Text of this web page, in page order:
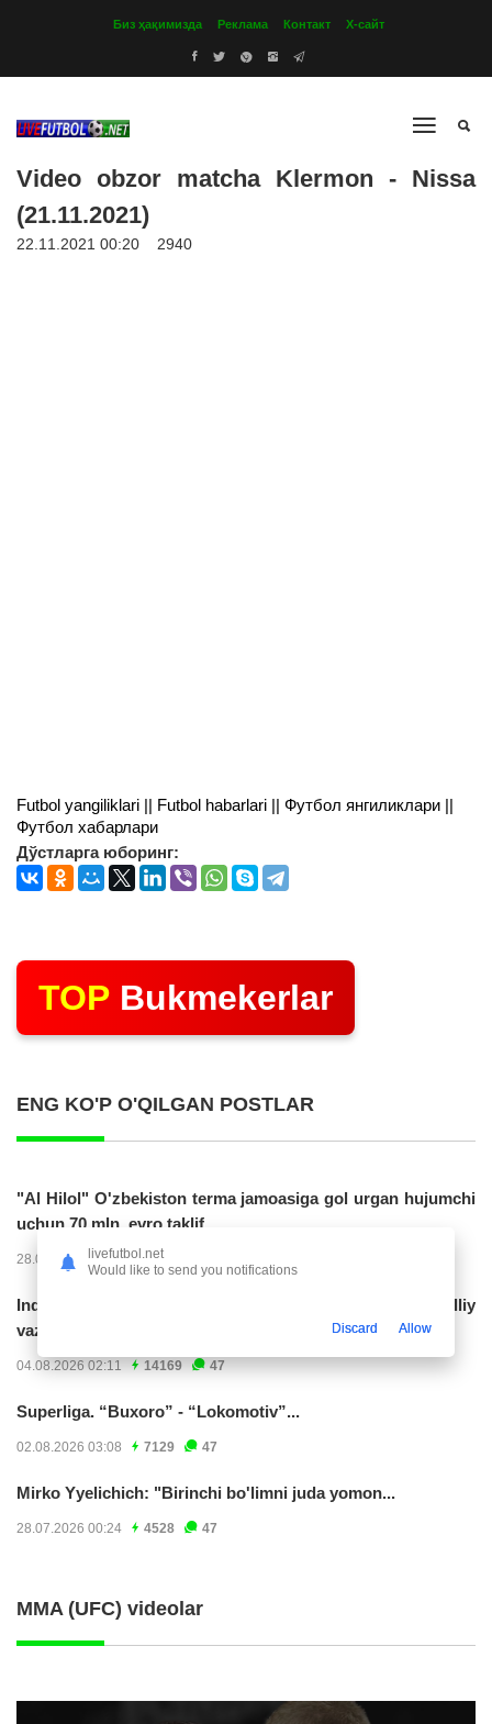
Биз ҳақимизда Реклама Контакт Х-сайт
Video obzor matcha Klermon - Nissa
(21.11.2021)
22.11.2021 00:20 2940
Futbol yangiliklari || Futbol habarlari || Футбол янгиликлари ||
Футбол хабарлари
Дўстларга юборинг:
TOP Bukmekerlar
ENG KO'P O'QILGAN POSTLAR
"Al Hilol" O'zbekiston terma jamoasiga gol urgan hujumchi
uchun 70 mln. evro taklif...
28.07.2026 01:56 17306
Indoneziya prezidenti JCH-2030ga chiqishni umummilliy
vazifa deb...
04.08.2026 02:11 14169 47
Superliga. “Buxoro” - “Lokomotiv”...
02.08.2026 03:08 7129 47
Mirko Yyelichich: "Birinchi bo'limni juda yomon...
28.07.2026 00:24 4528 47
MMA (UFC) videolar
livefutbol.net
Would like to send you notifications
Discard Allow